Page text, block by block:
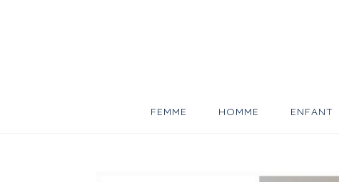
FEMME HOMME ENFANT